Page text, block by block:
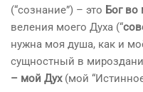
(“сознание”) – это Бог во
веления моего Духа (“
нужна моя душа, как и
сущностный в
– мой Дух(мой